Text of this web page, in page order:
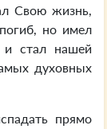
Свою жизнь,
но имел
и стал нашей
духовных
прямо